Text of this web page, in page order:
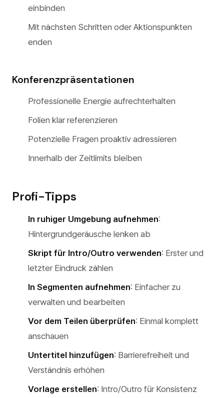
einbinden
Mit nächsten Schritten oder Aktionspunkten
enden
Konferenzpräsentationen
Professionelle Energie aufrechterhalten
Folien klar referenzieren
Potenzielle Fragen proaktiv adressieren
Innerhalb der Zeitlimits bleiben
Profi-Tipps
In ruhiger Umgebung aufnehmen:
Hintergrundgeräusche lenken ab
Skript für Intro/Outro verwenden: Erster und
letzter Eindruck zählen
In Segmenten aufnehmen: Einfacher zu
verwalten und bearbeiten
Vor dem Teilen überprüfen: Einmal komplett
anschauen
Untertitel hinzufügen: Barrierefreiheit und
Verständnis erhöhen
Vorlage erstellen: Intro/Outro für Konsistenz